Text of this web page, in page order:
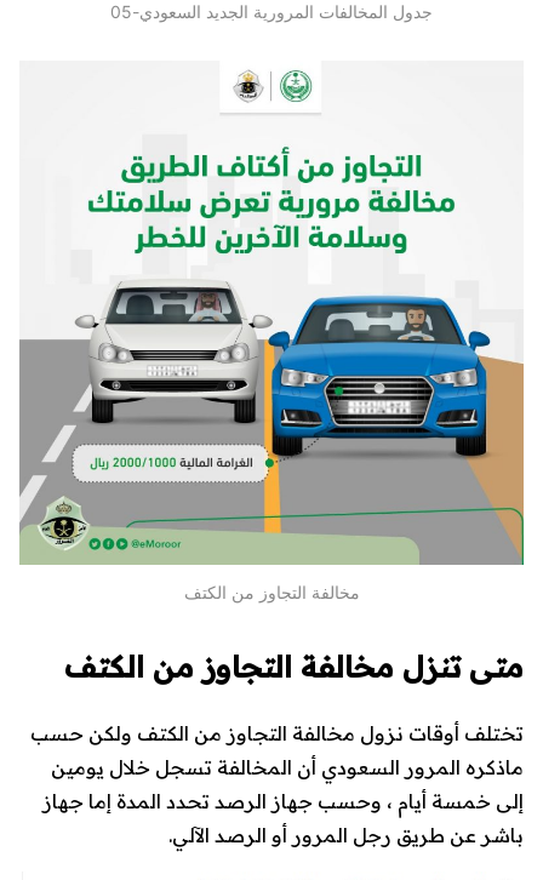
جدول المخالفات المرورية الجديد السعودي-05
مخالفة التجاوز من الكتف
متى تنزل مخالفة التجاوز من الكتف
تختلف أوقات نزول مخالفة التجاوز من الكتف ولكن حسب
ماذكره المرور السعودي أن المخالفة تسجل خلال يومين
إلى خمسة أيام ، وحسب جهاز الرصد تحدد المدة إما جهاز
باشر عن طريق رجل المرور أو الرصد الآلي.